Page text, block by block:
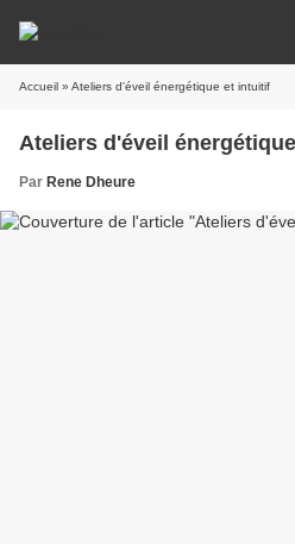
Accueil » Ateliers d'éveil énergétique et intuitif
Ateliers d'éveil
Par Rene Dheure